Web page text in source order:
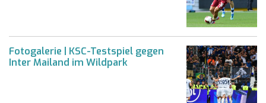
Fotogalerie | KSC-Testspiel gegen
Inter Mailand im Wildpark